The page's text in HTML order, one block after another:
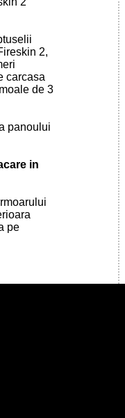
2,
carcasa
de 3
panoului
in
pe